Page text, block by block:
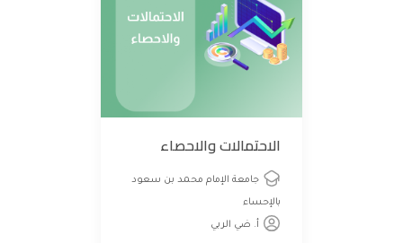
الاحتمالات والاحصاء
جامعة الإمام محمد بن سعود
بالإحساء
أ. ضي الربي